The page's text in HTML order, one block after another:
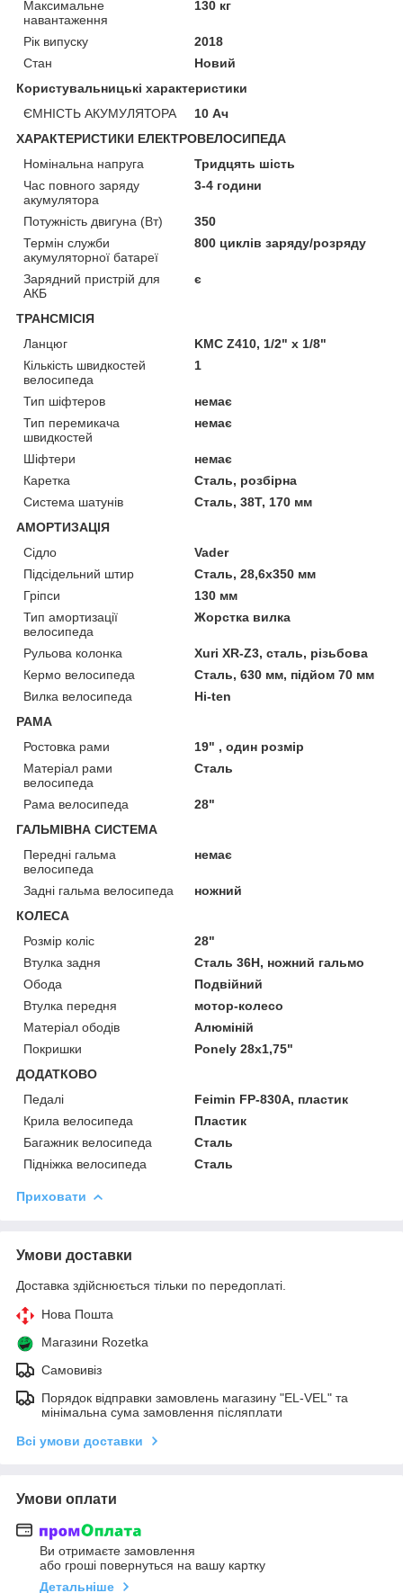
Максимальне
навантаження
130 кг
Рік випуску
2018
Стан
Новий
Користувальницькі характеристики
ЄМНІСТЬ АКУМУЛЯТОРА
10 Ач
ХАРАКТЕРИСТИКИ ЕЛЕКТРОВЕЛОСИПЕДА
Номінальна напруга
Тридцять шість
Час повного заряду
акумулятора
3-4 години
Потужність двигуна (Вт)
350
Термін служби
акумуляторної батареї
800 циклів заряду/розряду
Зарядний пристрій для
АКБ
є
ТРАНСМІСІЯ
Ланцюг
KMC Z410, 1/2" х 1/8"
Кількість швидкостей
велосипеда
1
Тип шіфтеров
немає
Тип перемикача
швидкостей
немає
Шіфтери
немає
Каретка
Сталь, розбірна
Система шатунів
Сталь, 38Т, 170 мм
АМОРТИЗАЦІЯ
Сідло
Vader
Підсідельний штир
Сталь, 28,6х350 мм
Гріпси
130 мм
Тип амортизації
велосипеда
Жорстка вилка
Рульова колонка
Xuri XR-Z3, сталь, різьбова
Кермо велосипеда
Сталь, 630 мм, підйом 70 мм
Вилка велосипеда
Hi-ten
РАМА
Ростовка рами
19" , один розмір
Матеріал рами
велосипеда
Сталь
Рама велосипеда
28"
ГАЛЬМІВНА СИСТЕМА
Передні гальма
велосипеда
немає
Задні гальма велосипеда
ножний
КОЛЕСА
Розмір коліс
28"
Втулка задня
Сталь 36Н, ножний гальмо
Обода
Подвійний
Втулка передня
мотор-колесо
Матеріал ободів
Алюміній
Покришки
Ponely 28х1,75"
ДОДАТКОВО
Педалі
Feimin FP-830A, пластик
Крила велосипеда
Пластик
Багажник велосипеда
Сталь
Підніжка велосипеда
Сталь
Приховати
Умови доставки
Доставка здійснюється тільки по передоплаті.
Нова Пошта
Магазини Rozetka
Самовивіз
Порядок відправки замовлень магазину "EL-VEL" та
мінімальна сума замовлення післяплати
Всі умови доставки
Умови оплати
Ви отримаєте замовлення
або гроші повернуться на вашу картку
Детальніше